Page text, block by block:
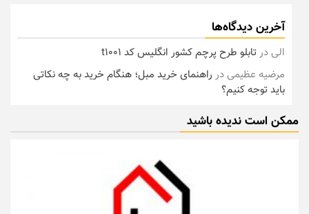
آخرین دیدگاه‌ها
الیدرتابلو طرح پرچم کشور انگلیس کد t1001
مرضیه عظیمیدر راهنمای خرید مبل؛ هنگام خرید به چه نکاتی
باید توجه کنیم؟
ممکن است ندیده باشید